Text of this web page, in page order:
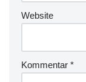
Website
Kommentar *